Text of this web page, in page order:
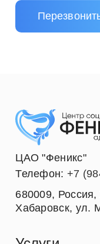
ЦАО "Феникс"
Телефон: +7
680009, Россия,
Хабаровск, ул.